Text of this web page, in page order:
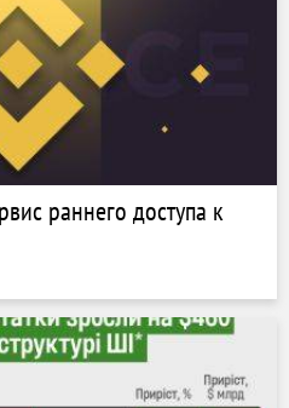
раннего доступа к